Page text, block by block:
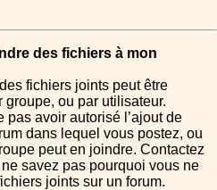
des fichiers à mon
fichiers joints peut être
groupe, ou par utilisateur.
pas avoir autorisé l’ajout de
dans lequel vous postez, ou
peut en joindre. Contactez
ne savez pas pourquoi vous ne
joints sur un forum.